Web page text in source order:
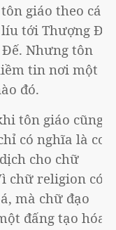
giáo theo cách
tới Thượng Đế
Nhưng tôn
tin nơi một
đó.
tôn giáo cũng
có nghĩa là con
cho chữ
chữ religion có
mà chữ đạo
đấng tạo hóa.